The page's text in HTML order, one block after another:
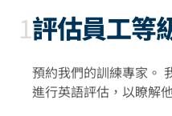
1評估員工等
預約我們的訓練專家。
進行英語評估，以瞭解